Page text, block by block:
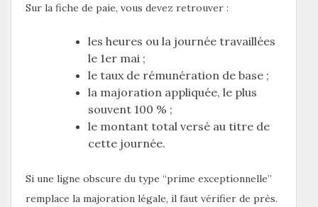
Sur la fiche de paie, vous devez retrouver :
les heures ou la journée travaillées
le 1er mai ;
le taux de rémunération de base ;
la majoration appliquée, le plus
souvent 100 % ;
le montant total versé au titre de
cette journée.
Si une ligne obscure du type “prime exceptionnelle”
remplace la majoration légale, il faut vérifier de près.